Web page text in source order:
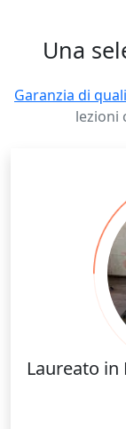
Una
Garanzia di
lezioni
Laureato